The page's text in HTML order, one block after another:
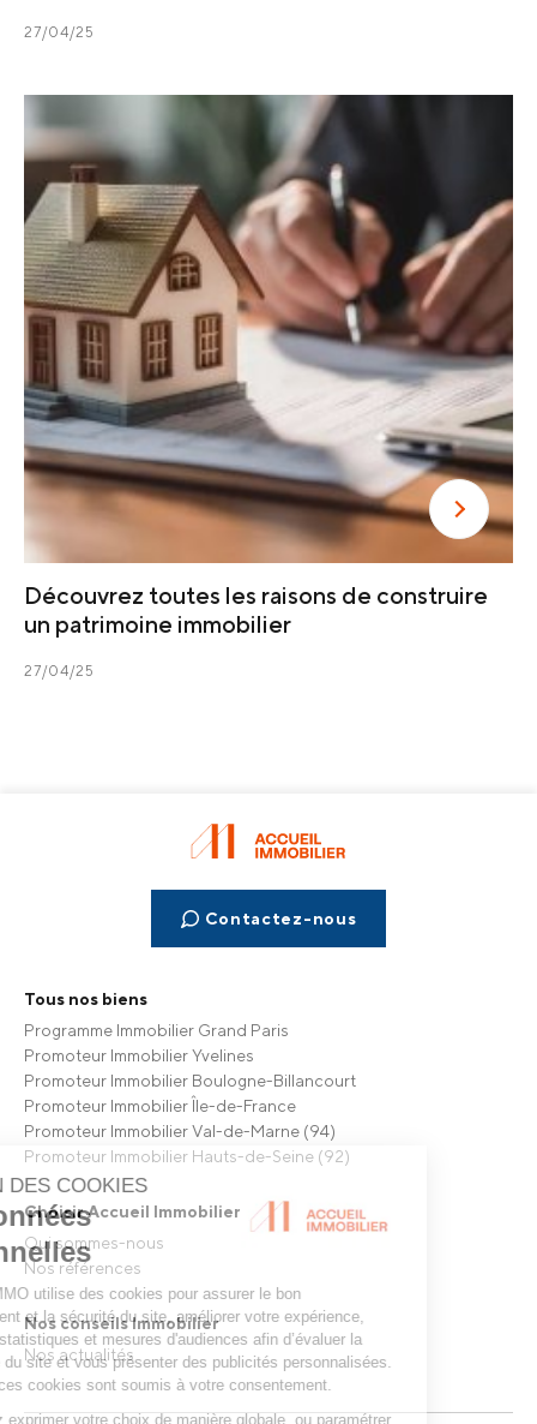
27/04/25
Découvrez toutes les raisons de construire
un patrimoine immobilier
27/04/25
Tous nos biens
Programme Immobilier Grand Paris
Promoteur Immobilier Yvelines
Promoteur Immobilier Boulogne-Billancourt
Promoteur Immobilier Île-de-France
Promoteur Immobilier Val-de-Marne (94)
Promoteur Immobilier Hauts-de-Seine (92)
Choisir Accueil Immobilier
Qui sommes-nous
Nos références
Nos conseils Immobilier
Nos actualités
Contactez-nous